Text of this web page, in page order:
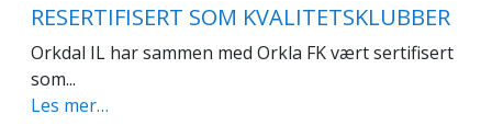
RESERTIFISERT SOM KVALITETSKLUBBER
Orkdal IL har sammen med Orkla FK vært sertifisert
som...
Les mer…